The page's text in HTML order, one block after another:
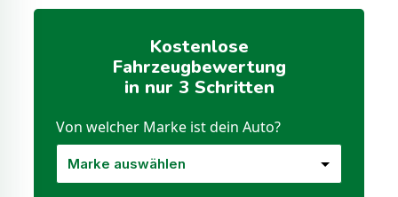
Kostenlose
Fahrzeugbewertung
in nur 3 Schritten
Von welcher Marke ist dein Auto?